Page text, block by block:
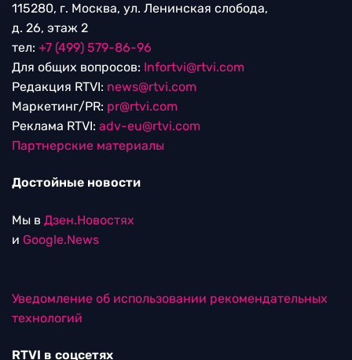
115280, г. Москва, ул. Ленинская слобода,
д. 26, этаж 2
тел: +7 (499) 579-86-96
Для общих вопросов: Infortvi@rtvi.com
Редакция RTVI: news@rtvi.com
Маркетинг/PR: pr@rtvi.com
Реклама RTVI: adv-eu@rtvi.com
Партнерские материалы
Достойные новости
Мы в Дзен.Новостях
и Google.News
Уведомление об использовании рекомендательных
технологий
RTVI в соцсетях